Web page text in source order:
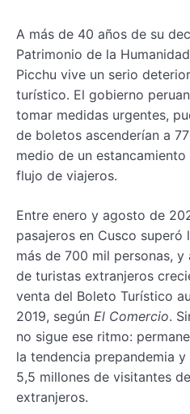
A más de 40 años de su
Patrimonio de la
Picchu vive un serio
turístico. El gobierno
tomar medidas urgentes,
de boletos ascenderían a
medio de un
flujo de viajeros.
Entre enero y agosto de
pasajeros en Cusco superó
más de 700 mil personas,
de turistas extranjeros
venta del Boleto Turístico
2019, según El Comercio.
no sigue ese ritmo:
la tendencia prepandemia
5,5 millones de visitantes
extranjeros.